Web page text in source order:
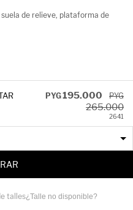
de relieve, plataforma de
PYG195.000 PYG
265.000
2641
talles¿Talle no disponible?